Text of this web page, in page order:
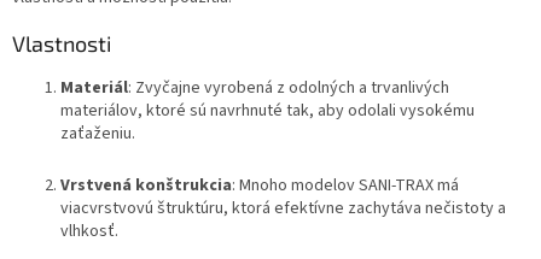
Vlastnosti
Materiál: Zvyčajne vyrobená z odolných a trvanlivých
materiálov, ktoré sú navrhnuté tak, aby odolali vysokému
zaťaženiu.
Vrstvená konštrukcia: Mnoho modelov SANI-TRAX má
viacvrstvovú štruktúru, ktorá efektívne zachytáva nečistoty a
vlhkosť.